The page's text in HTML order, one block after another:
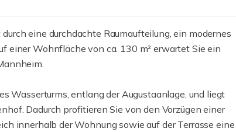
eine durchdachte Raumaufteilung, ein modernes
einer Wohnfläche von ca. 130 m² erwartet Sie ein
Wasserturms, entlang der Augustaanlage, und liegt
Dadurch profitieren Sie von den Vorzügen einer
innerhalb der Wohnung sowie auf der Terrasse eine